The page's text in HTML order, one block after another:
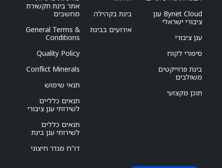
Bynet Cloud ענן
ציבורי ישראלי
ענן ציבורי
סיפורי לקוח
בינת פרוייקטים
משולבים
תוכן מקצועי
בינת בקהילה
אירועים בבינת
אתר בינת תקשורת
מחשבים
General Terms &
Conditions
Quality Policy
Conflict Minerals
תנאי שימוש
תנאים כלליים
לשירותי ענן ציבורי
תנאים כללים
לשירותי ענן בינת
דו”ח מגדר חיצוני